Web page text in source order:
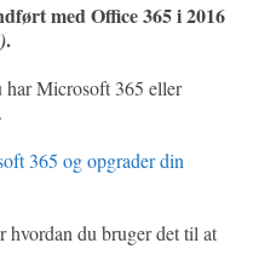
med Office 365 i 2016
.
har Microsoft 365 eller
365 og opgrader din
du bruger det til at